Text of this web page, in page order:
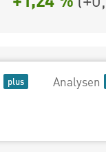
Analysen